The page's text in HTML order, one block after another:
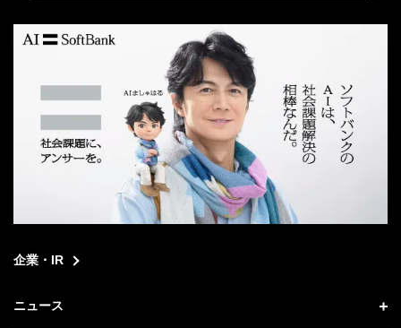
企業・IR
ニュース